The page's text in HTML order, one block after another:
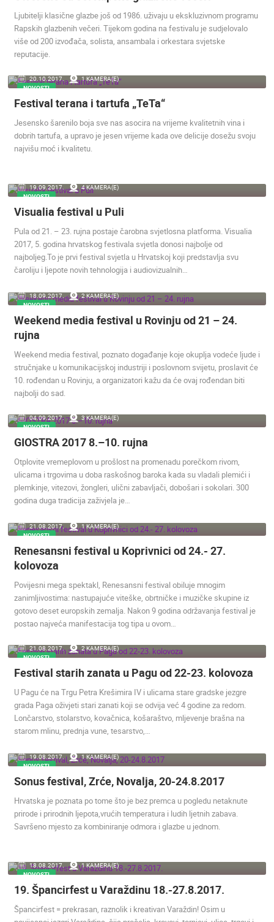
NAJNOVIJE KAMERE
MRKOPALJ SANJKALIŠTE ČELIMBAŠA
KATEGORIJE KAMERA
NAJBOLJE S WEBA GRADOVI I MJESTA
HD - OKRETNE KAMERE GRADILIŠTA SKIJANJE I SNIJEG
PLAŽE MARINE I LUČICE ZOO
ZNAMENITOSTI SVJETSKA BAŠTINA SPORT
Ljubitelji klasične glazbe još od 1986. uživaju u ekskluzivnom programu
Rapskih glazbenih večeri. Tijekom godina na festivalu je sudjelovalo
više od 200 izvođača, solista, ansambala i orkestara svjetske
reputacije.
20.10.2017.
1 KAMERA(E)
NOVOSTI
Festival terana i tartufa „TeTa“
Jesensko šarenilo boja sve nas asocira na vrijeme kvalitetnih vina i
dobrih tartufa, a upravo je jesen vrijeme kada ove delicije dosežu svoju
najvišu moć i kvalitetu.
19.09.2017.
4 KAMERA(E)
NOVOSTI
Visualia festival u Puli
Pula od 21. – 23. rujna postaje čarobna svjetlosna platforma. Visualia
2017, 5. godina hrvatskog festivala svjetla donosi najbolje od
najboljeg.To je prvi festival svjetla u Hrvatskoj koji predstavlja svu
čaroliju i ljepote novih tehnologija i audiovizualnih…
18.09.2017.
2 KAMERA(E)
NOVOSTI
Weekend media festival u Rovinju od 21 – 24.
rujna
Weekend media festival, poznato događanje koje okuplja vodeće ljude i
stručnjake u komunikacijskoj industriji i poslovnom svijetu, proslavit će
10. rođendan u Rovinju, a organizatori kažu da će ovaj rođendan biti
najbolji do sad.
04.09.2017.
3 KAMERA(E)
NOVOSTI
GIOSTRA 2017 8.–10. rujna
Otplovite vremeplovom u prošlost na promenadu porečkom rivom,
ulicama i trgovima u doba raskošnog baroka kada su vladali plemići i
plemkinje, vitezovi, žongleri, ulični zabavljači, dobošari i sokolari. 300
godina duga tradicija zaživjela je…
21.08.2017.
1 KAMERA(E)
NOVOSTI
Renesansni festival u Koprivnici od 24.- 27.
kolovoza
Povijesni mega spektakl, Renesansni festival obiluje mnogim
zanimljivostima: nastupajuće viteške, obrtničke i muzičke skupine iz
gotovo deset europskih zemalja. Nakon 9 godina održavanja festival je
postao najveća manifestacija tog tipa u ovom…
21.08.2017.
2 KAMERA(E)
NOVOSTI
Festival starih zanata u Pagu od 22-23. kolovoza
U Pagu će na Trgu Petra Krešimira IV i ulicama stare gradske jezgre
grada Paga oživjeti stari zanati koji se odvija već 4 godine za redom.
Lončarstvo, stolarstvo, kovačnica, košaraštvo, mljevenje brašna na
starom mlinu, prednja vune, tesarstvo,…
19.08.2017.
1 KAMERA(E)
NOVOSTI
Sonus festival, Zrće, Novalja, 20-24.8.2017
Hrvatska je poznata po tome što je bez premca u pogledu netaknute
prirode i prirodnih ljepota,vrućih temperatura i ludih ljetnih zabava.
Savršeno mjesto za kombiniranje odmora i glazbe u jednom.
18.08.2017.
1 KAMERA(E)
NOVOSTI
19. Špancirfest u Varaždinu 18.-27.8.2017.
Špancirfest = prekrasan, raznolik i kreativan Varaždin! Osim u